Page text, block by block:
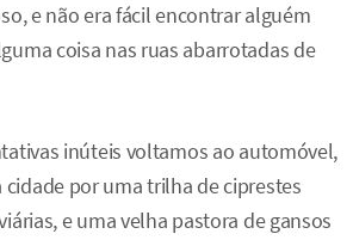
e não era fácil encontrar alguém
coisa nas ruas abarrotadas de
inúteis voltamos ao automóvel,
por uma trilha de ciprestes
e uma velha pastora de gansos